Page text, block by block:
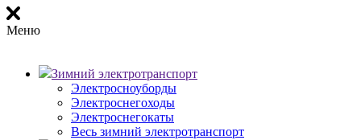
Меню
Зимний электротранспорт
Электросноуборды
Электроснегоходы
Электроснегокаты
Весь зимний электротранспорт